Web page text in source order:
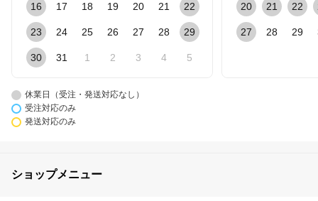
16 17 18 19 20 21 22
23 24 25 26 27 28 29
30 31 1 2 3 4 5
20 21 22
27 28 29
休業日（受注・発送対応なし）
受注対応のみ
発送対応のみ
ショップメニュー